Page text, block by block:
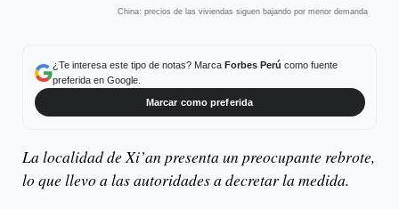
China: precios de las viviendas siguen bajando por menor demanda
¿Te interesa este tipo de notas? Marca Forbes Perú como fuente
preferida en Google.
Marcar como preferida
La localidad de Xi’an presenta un preocupante rebrote,
lo que llevo a las autoridades a decretar la medida.